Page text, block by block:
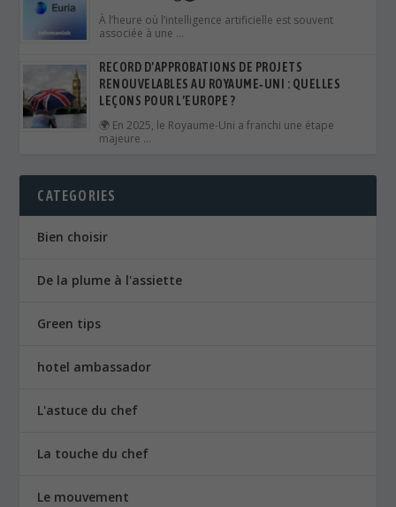
À l’heure où l’intelligence artificielle est souvent
associée à une …
RECORD D’APPROBATIONS DE PROJETS
RENOUVELABLES AU ROYAUME‑UNI : QUELLES
LEÇONS POUR L’EUROPE ?
🌍 En 2025, le Royaume‑Uni a franchi une étape
majeure …
CATEGORIES
Bien choisir
De la plume à l'assiette
Green tips
hotel ambassador
L'astuce du chef
La touche du chef
Le mouvement